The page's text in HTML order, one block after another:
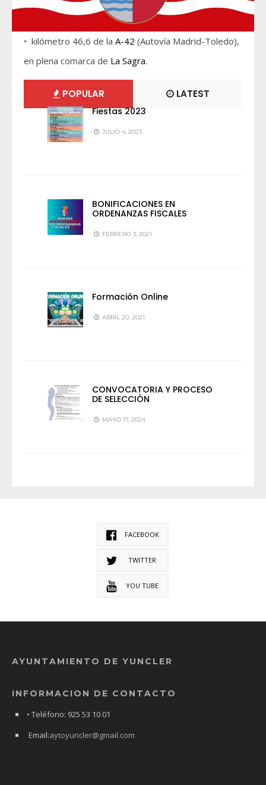
• kilómetro 46,6 de la A-42 (Autovía Madrid-Toledo),
en plena comarca de La Sagra.
POPULAR LATEST
Fiestas 2023
JULIO 4, 2023
BONIFICACIONES EN
ORDENANZAS FISCALES
FEBRERO 3, 2021
Formación Online
ABRIL 20, 2021
CONVOCATORIA Y PROCESO
DE SELECCIÓN
MAYO 17, 2024
FACEBOOK
TWITTER
YOU TUBE
AYUNTAMIENTO DE YUNCLER
INFORMACION DE CONTACTO
• Teléfono: 925 53 10 01
Email:aytoyuncler@gmail.com